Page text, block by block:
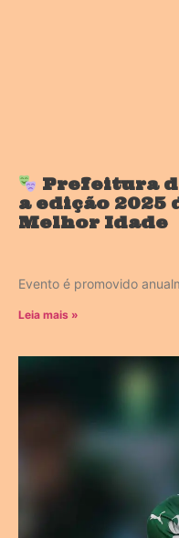
Prefeitura
a edição 2025
Melhor Idade
Evento é promovido
Leia mais »